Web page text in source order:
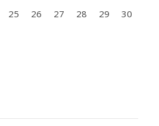
25 26 27 28 29
30